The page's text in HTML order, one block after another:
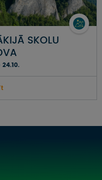
SKOLU
24.10.